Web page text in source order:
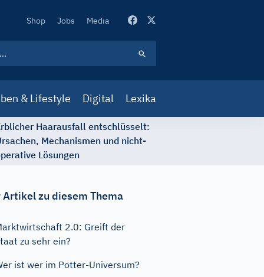
Secondary
Shop Jobs Media
& Lifestyle Digital Lexika
Haarausfall entschlüsselt:
Mechanismen und nicht-
Lösungen
Artikel zu diesem Thema
2.0: Greift der
zu sehr ein?
ist wer im Potter-Universum?